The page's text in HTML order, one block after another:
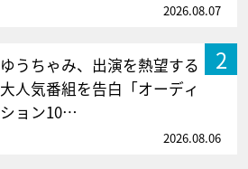
2026.08.07
2
ゆうちゃみ、出演を熱望する
大人気番組を告白「オーディ
ション10…
2026.08.06